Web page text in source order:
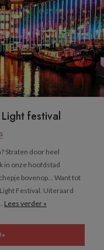
festival
Straten door heel
in onze hoofdstad
bovenop… Want tot
Festival. Uiteraard
Lees verder »
»